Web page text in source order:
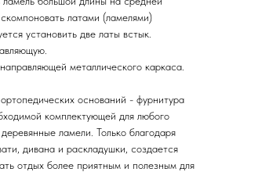
латами (ламелями)
установить две латы встык.
металлического каркаса.
оснований - фурнитура
комплектующей для любого
ламели. Только благодаря
дивана и раскладушки, создается
отдых более приятным и полезным для